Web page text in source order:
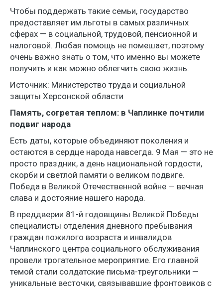
Чтобы поддержать такие семьи, государство
предоставляет им льготы в самых различных
сферах — в социальной, трудовой, пенсионной и
налоговой. Любая помощь не помешает, поэтому
очень важно знать о том, что именно вы можете
получить и как можно облегчить свою жизнь.
Источник: Министерство труда и социальной
защиты Херсонской области
Память, согретая теплом: в Чаплинке почтили
подвиг народа
Есть даты, которые объединяют поколения и
остаются в сердце народа навсегда. 9 Мая — это не
просто праздник, а день национальной гордости,
скорби и светлой памяти о великом подвиге.
Победа в Великой Отечественной войне — вечная
слава и достояние нашего народа.
В преддверии 81-й годовщины Великой Победы
специалисты отделения дневного пребывания
граждан пожилого возраста и инвалидов
Чаплинского центра социального обслуживания
провели трогательное мероприятие. Его главной
темой стали солдатские письма-треугольники —
уникальные весточки, связывавшие фронтовиков с